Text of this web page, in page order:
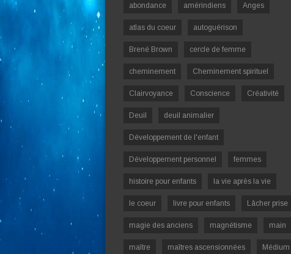
abondance amérindiens Anges
atlas du coeur autoguérison
Brené Brown cercle de femme
cheminement Cheminement spirituel
Clairvoyance Conscience Créativité
Deuil deuil animalier
Développement de l'enfant
Développement personnel femmes
histoire pour enfants la vie après la vie
le coeur livre pour enfants Lâcher prise
magie des anciens magnétisme main
maître maîtres ascensionnées Médium